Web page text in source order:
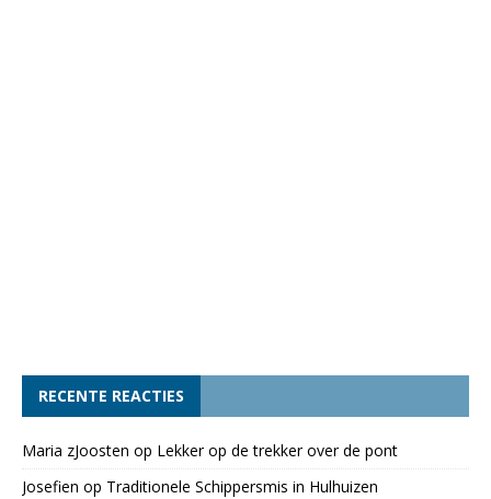
RECENTE REACTIES
Maria zJoosten op Lekker op de trekker over de pont
Josefien op Traditionele Schippersmis in Hulhuizen